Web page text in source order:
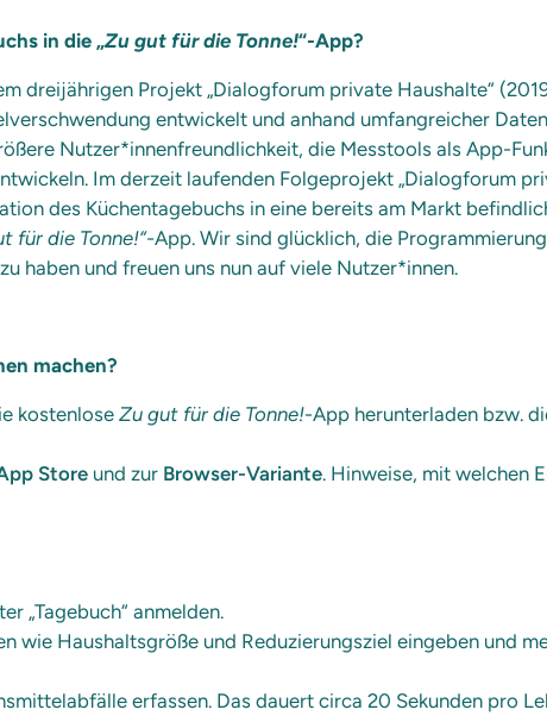
in die „Zu gut für die Tonne!“-App?
dreijährigen Projekt „Dialogforum private Haushalte“
entwickelt und anhand umfangreicher
Nutzer*innenfreundlichkeit, die Messtools als App-
Im derzeit laufenden Folgeprojekt „Dialogforum
des Küchentagebuchs in eine bereits am Markt
für die Tonne!“-App. Wir sind glücklich, die
haben und freuen uns nun auf viele Nutzer*innen.
machen?
kostenloseZu gut für die Tonne!-App herunterladen bzw.
Store und zur Browser-Variante. Hinweise, mit welchen
„Tagebuch“ anmelden.
wie Haushaltsgröße und Reduzierungsziel eingeben und
erfassen. Das dauert circa 20 Sekunden pro